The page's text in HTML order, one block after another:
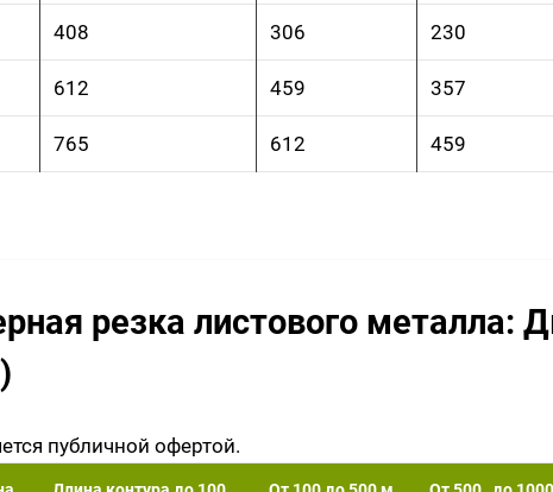
408 306 230
612 459 357
765 612 459
резка листового
публичной офертой.